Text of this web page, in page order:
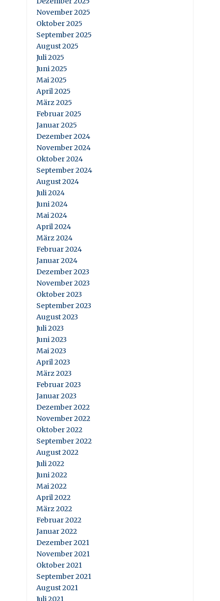
November 2025
Oktober 2025
September 2025
August 2025
Juli 2025
Juni 2025
Mai 2025
April 2025
März 2025
Februar 2025
Januar 2025
Dezember 2024
November 2024
Oktober 2024
September 2024
August 2024
Juli 2024
Juni 2024
Mai 2024
April 2024
März 2024
Februar 2024
Januar 2024
Dezember 2023
November 2023
Oktober 2023
September 2023
August 2023
Juli 2023
Juni 2023
Mai 2023
April 2023
März 2023
Februar 2023
Januar 2023
Dezember 2022
November 2022
Oktober 2022
September 2022
August 2022
Juli 2022
Juni 2022
Mai 2022
April 2022
März 2022
Februar 2022
Januar 2022
Dezember 2021
November 2021
Oktober 2021
September 2021
August 2021
Juli 2021